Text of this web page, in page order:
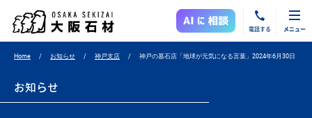
電話する メニュー
Home お知らせ 神戸支店 神戸の墓石店「地球が元気になる言葉」2024年6月30日
お知らせ